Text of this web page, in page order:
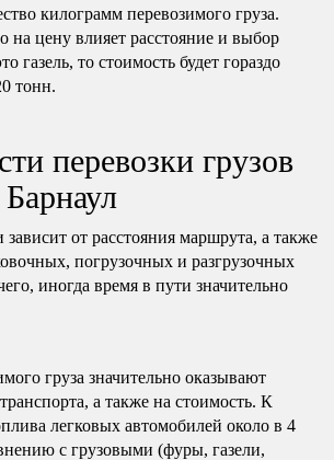
килограмм перевозимого груза.
на цену влияет расстояние и выбор
газель, то стоимость будет гораздо
тонн.
перевозки грузов
зависит от расстояния маршрута, а также
погрузочных и разгрузочных
иногда время в пути значительно
груза значительно оказывают
а также на стоимость. К
легковых автомобилей около в 4
с грузовыми (фуры, газели,